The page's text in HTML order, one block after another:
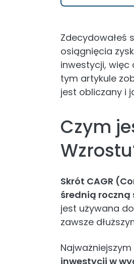
Zdecydowałeś
osiągnięcia
inwestycji, więc
tym artykule
jest obliczany i
Czym
Skrót CAGR
średnią roczną
jest używana
zawsze
inwestycji w